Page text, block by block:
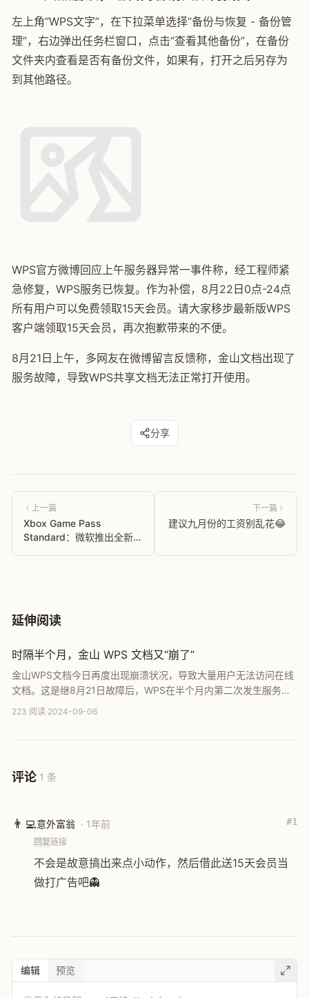
左上角“WPS文字”，在下拉菜单选择“备份与恢复 - 备份管
理”，右边弹出任务栏窗口，点击“查看其他备份”，在备份
文件夹内查看是否有备份文件，如果有，打开之后另存为
到其他路径。
WPS官方微博回应上午服务器异常一事件称，经工程师紧
急修复，WPS服务已恢复。作为补偿，8月22日0点-24点
所有用户可以免费领取15天会员。请大家移步最新版WPS
客户端领取15天会员，再次抱歉带来的不便。
8月21日上午，多网友在微博留言反馈称，金山文档出现了
服务故障，导致WPS共享文档无法正常打开使用。
分享
上一篇
Xbox Game Pass
Standard：微软推出全新订
下一篇
建议九月份的工资别乱花😂
延伸阅读
时隔半个月，金山 WPS 文档又“崩了”
金山WPS文档今日再度出现崩溃状况，导致大量用户无法访问在线
文档。这是继8月21日故障后，WPS在半个月内第二次发生服务中
断。自6月底以来，WPS已多次出现云文档无法打开、账号登录异
223 阅读·2024-09-06
评论 1 条
👨‍💻意外富翁 · 1年前 #1
回复链接
不会是故意搞出来点小动作，然后借此送15天会员当
做打广告吧👻
编辑 预览